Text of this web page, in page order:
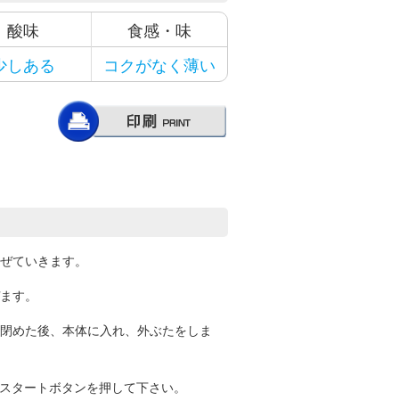
酸味
食感・味
しある
コクがなく薄い
ていきます。
す。
めた後、本体に入れ、外ぶたをしま
ートボタンを押して下さい。